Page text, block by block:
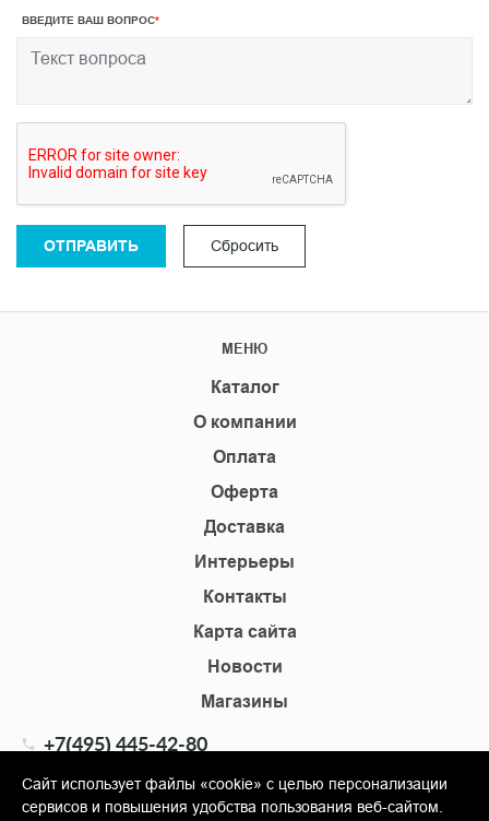
ВВЕДИТЕ ВАШ ВОПРОС
ОТПРАВИТЬ Сбросить
МЕНЮ
Каталог
О компании
Оплата
Оферта
Доставка
Интерьеры
Контакты
Карта сайта
Новости
Магазины
+7(495) 445-42-80
info@shopkm.ru
Сайт использует файлы «cookie» с целью персонализации
сервисов и повышения удобства пользования веб-сайтом.